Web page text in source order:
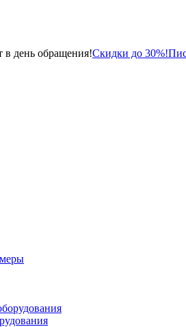
в день обращения!Скидки до 30%!